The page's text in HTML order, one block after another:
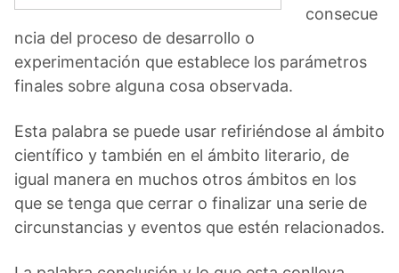
consecue
ncia del proceso de desarrollo o
experimentación que establece los parámetros
finales sobre alguna cosa observada.
Esta palabra se puede usar refiriéndose al ámbito
científico y también en el ámbito literario, de
igual manera en muchos otros ámbitos en los
que se tenga que cerrar o finalizar una serie de
circunstancias y eventos que estén relacionados.